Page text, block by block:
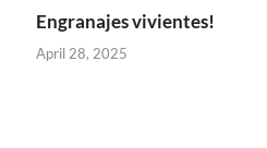
Engranajes vivientes!
April 28, 2025